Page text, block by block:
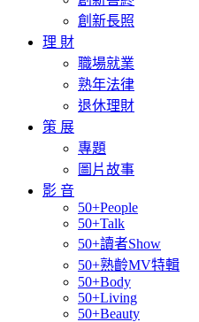
創新長照
理 財
職場就業
熟年法律
退休理財
策 展
專題
圖片故事
影 音
50+People
50+Talk
50+讀者Show
50+熟齡MV特輯
50+Body
50+Living
50+Beauty